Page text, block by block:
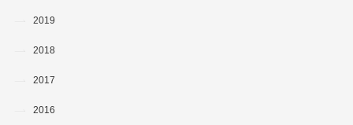
2019
2018
2017
2016